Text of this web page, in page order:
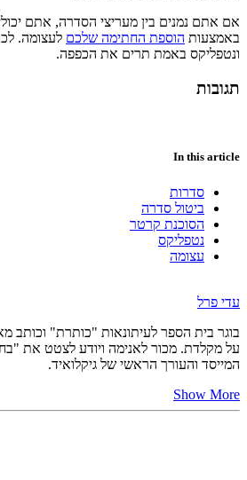
אם אתם נמנים בין מעריצי הסדרה, אתם
באמצעות הוספת החתימה שלכם לעצומה.
ונטפליקס באמת תרים את הכפפה.
תגובות
In this article
סדרות
ביטול סדרה
הסוכנת קרטר
נטפליקס
עצומה
עדי פרל
בוגר בית הספר לעיתונאות "כותרת" וכותב
על מקלדת. מכור לאנימה ויודע לצטט את
המייסד והעורך הראשי של גיקלואיד.
Show More